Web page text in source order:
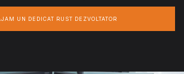
UN DEDICAT RUST DEZVOLTATOR